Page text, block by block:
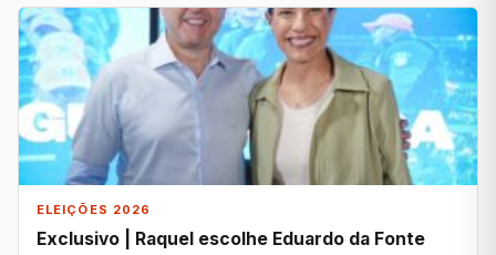
ELEIÇÕES 2026
Exclusivo | Raquel escolhe Eduardo da Fonte